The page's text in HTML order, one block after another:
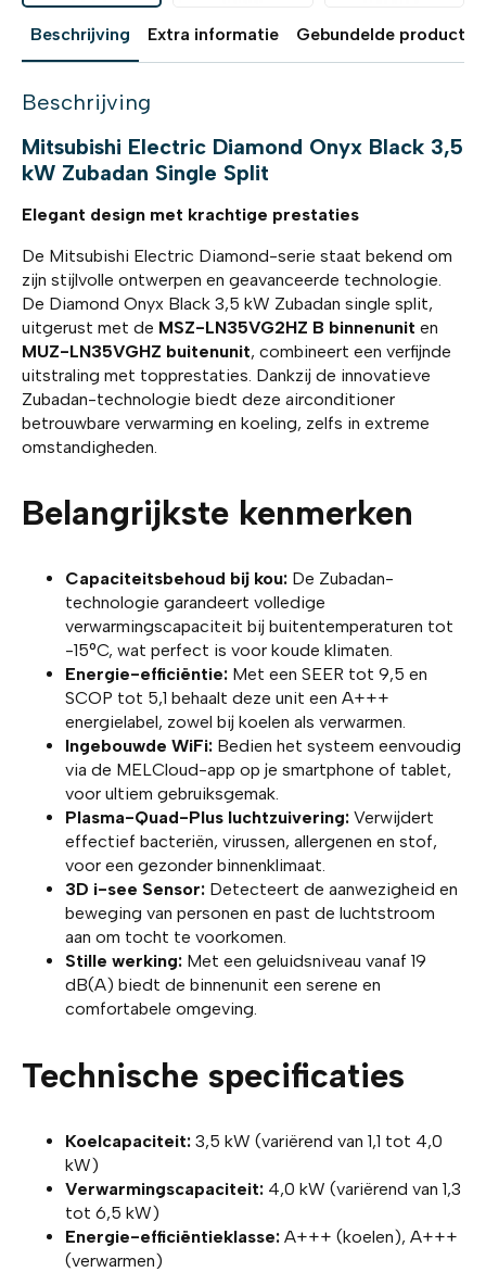
Beschrijving Extra informatie Gebundelde producten
Beschrijving
Mitsubishi Electric Diamond Onyx Black 3,5
kW Zubadan Single Split
Elegant design met krachtige prestaties
De Mitsubishi Electric Diamond-serie staat bekend om
zijn stijlvolle ontwerpen en geavanceerde technologie.
De Diamond Onyx Black 3,5 kW Zubadan single split,
uitgerust met de MSZ-LN35VG2HZ B binnenunit en
MUZ-LN35VGHZ buitenunit, combineert een verfijnde
uitstraling met topprestaties. Dankzij de innovatieve
Zubadan-technologie biedt deze airconditioner
betrouwbare verwarming en koeling, zelfs in extreme
omstandigheden.
Belangrijkste kenmerken
Capaciteitsbehoud bij kou: De Zubadan-
technologie garandeert volledige
verwarmingscapaciteit bij buitentemperaturen tot
-15°C, wat perfect is voor koude klimaten.
Energie-efficiëntie: Met een SEER tot 9,5 en
SCOP tot 5,1 behaalt deze unit een A+++
energielabel, zowel bij koelen als verwarmen.
Ingebouwde WiFi: Bedien het systeem eenvoudig
via de MELCloud-app op je smartphone of tablet,
voor ultiem gebruiksgemak.
Plasma-Quad-Plus luchtzuivering: Verwijdert
effectief bacteriën, virussen, allergenen en stof,
voor een gezonder binnenklimaat.
3D i-see Sensor: Detecteert de aanwezigheid en
beweging van personen en past de luchtstroom
aan om tocht te voorkomen.
Stille werking: Met een geluidsniveau vanaf 19
dB(A) biedt de binnenunit een serene en
comfortabele omgeving.
Technische specificaties
Koelcapaciteit: 3,5 kW (variërend van 1,1 tot 4,0
kW)
Verwarmingscapaciteit: 4,0 kW (variërend van 1,3
tot 6,5 kW)
Energie-efficiëntieklasse: A+++ (koelen), A+++
(verwarmen)